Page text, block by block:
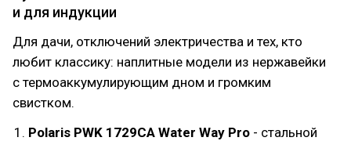
и для индукции
Для дачи, отключений электричества и тех, кто
любит классику: наплитные модели из нержавейки
с термоаккумулирующим дном и громким
свистком.
Polaris PWK 1729CA Water Way Pro - стальной